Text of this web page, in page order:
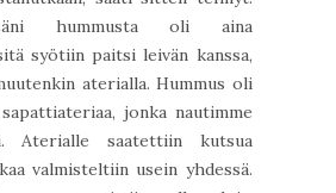
hummusta oli aina
syötiin paitsi leivän kanssa,
aterialla. Hummus oli
jonka nautimme
Aterialle saatettiin kutsua
valmisteltiin usein yhdessä.